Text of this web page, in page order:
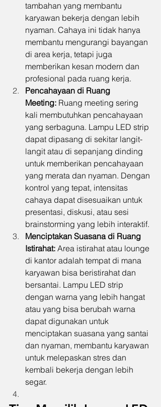
tambahan yang membantu
karyawan bekerja dengan lebih
nyaman. Cahaya ini tidak hanya
membantu mengurangi bayangan
di area kerja, tetapi juga
memberikan kesan modern dan
profesional pada ruang kerja.
Pencahayaan di Ruang
Meeting: Ruang meeting sering
kali membutuhkan pencahayaan
yang serbaguna. Lampu LED strip
dapat dipasang di sekitar langit-
langit atau di sepanjang dinding
untuk memberikan pencahayaan
yang merata dan nyaman. Dengan
kontrol yang tepat, intensitas
cahaya dapat disesuaikan untuk
presentasi, diskusi, atau sesi
brainstorming yang lebih interaktif.
Menciptakan Suasana di Ruang
Istirahat: Area istirahat atau lounge
di kantor adalah tempat di mana
karyawan bisa beristirahat dan
bersantai. Lampu LED strip
dengan warna yang lebih hangat
atau yang bisa berubah warna
dapat digunakan untuk
menciptakan suasana yang santai
dan nyaman, membantu karyawan
untuk melepaskan stres dan
kembali bekerja dengan lebih
segar.